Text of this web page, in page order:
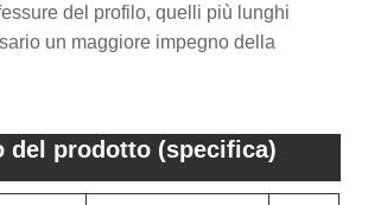
del profilo, quelli più lunghi
un maggiore impegno della
del prodotto (specifica)